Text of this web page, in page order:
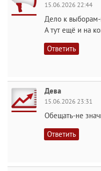
15.06.2026 22:44
Дело к выборам-
А тут ещё и на
Ответить
Дева
15.06.2026 23:31
Обещать-не
Ответить